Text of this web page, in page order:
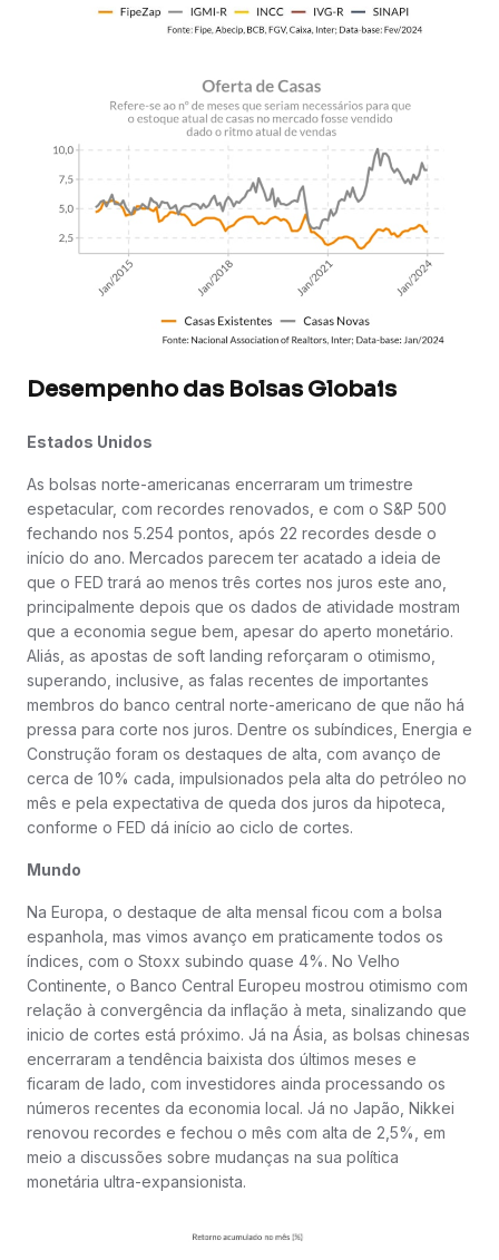
Desempenho das Bolsas Globais
Estados Unidos
As bolsas norte-americanas encerraram um trimestre
espetacular, com recordes renovados, e com o S&P 500
fechando nos 5.254 pontos, após 22 recordes desde o
início do ano. Mercados parecem ter acatado a ideia de
que o FED trará ao menos três cortes nos juros este ano,
principalmente depois que os dados de atividade mostram
que a economia segue bem, apesar do aperto monetário.
Aliás, as apostas de soft landing reforçaram o otimismo,
superando, inclusive, as falas recentes de importantes
membros do banco central norte-americano de que não há
pressa para corte nos juros. Dentre os subíndices, Energia e
Construção foram os destaques de alta, com avanço de
cerca de 10% cada, impulsionados pela alta do petróleo no
mês e pela expectativa de queda dos juros da hipoteca,
conforme o FED dá início ao ciclo de cortes.
Mundo
Na Europa, o destaque de alta mensal ficou com a bolsa
espanhola, mas vimos avanço em praticamente todos os
índices, com o Stoxx subindo quase 4%. No Velho
Continente, o Banco Central Europeu mostrou otimismo com
relação à convergência da inflação à meta, sinalizando que
inicio de cortes está próximo. Já na Ásia, as bolsas chinesas
encerraram a tendência baixista dos últimos meses e
ficaram de lado, com investidores ainda processando os
números recentes da economia local. Já no Japão, Nikkei
renovou recordes e fechou o mês com alta de 2,5%, em
meio a discussões sobre mudanças na sua política
monetária ultra-expansionista.